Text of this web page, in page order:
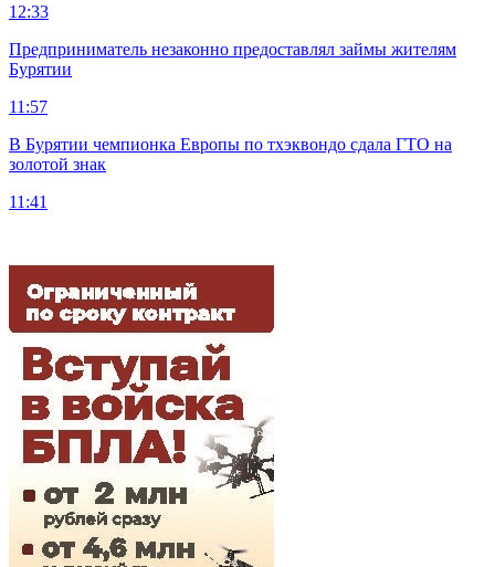
12:33
Предприниматель незаконно предоставлял займы жителям
Бурятии
11:57
В Бурятии чемпионка Европы по тхэквондо сдала ГТО на
золотой знак
11:41